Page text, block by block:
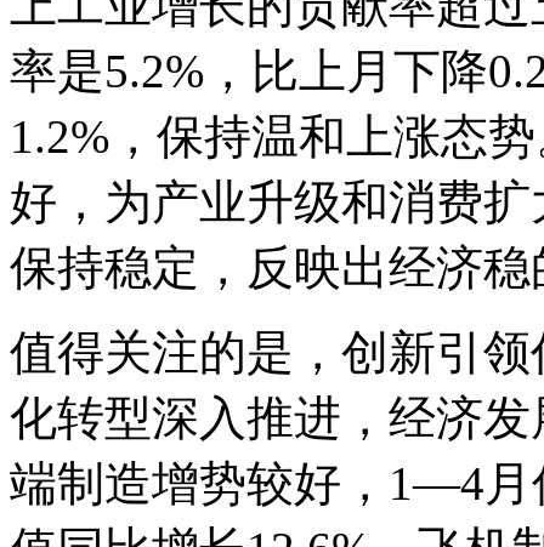
率是5.2%，比上月下降
1.2%，保持温和上涨态
好，为产业升级和消费
保持稳定，反映出经济
值得关注的是，创新引
化转型深入推进，经济
端制造增势较好，1—4